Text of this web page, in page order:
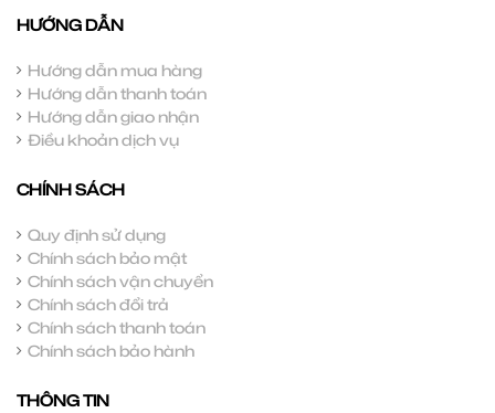
HƯỚNG DẪN
Hướng dẫn mua hàng
Hướng dẫn thanh toán
Hướng dẫn giao nhận
Điều khoản dịch vụ
CHÍNH SÁCH
Quy định sử dụng
Chính sách bảo mật
Chính sách vận chuyển
Chính sách đổi trả
Chính sách thanh toán
Chính sách bảo hành
THÔNG TIN